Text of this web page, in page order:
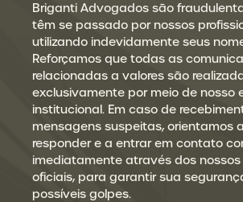
Briganti Advogados são
têm se passado por nossos
utilizando indevidamente seus
Reforçamos que todas as
relacionadas a valores são
exclusivamente por meio de nosso
institucional. Em caso de
mensagens suspeitas, orientamos
responder e a entrar em contato
imediatamente através dos
oficiais, para garantir sua
possíveis golpes.